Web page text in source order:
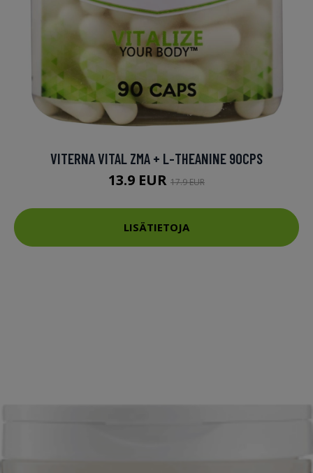
VITERNA VITAL ZMA + L-THEANINE 90CPS
13.9 EUR 17.9 EUR
LISÄTIETOJA